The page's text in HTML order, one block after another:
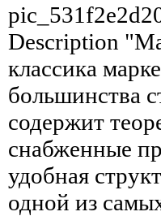
Description
классика
большинства
содержит
снабженные
удобная
одной из